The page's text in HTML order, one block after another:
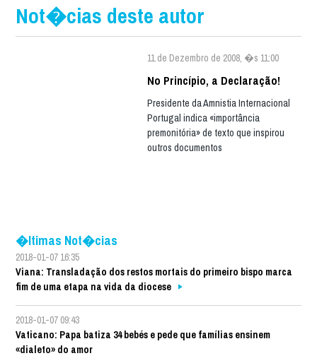
Not�cias deste autor
11 de Dezembro de 2008, �s 11:00
No Princípio, a Declaração!
Presidente da Amnistia Internacional
Portugal indica «importância
premonitória» de texto que inspirou
outros documentos
�ltimas Not�cias
2018-01-07 16:35
Viana: Transladação dos restos mortais do primeiro bispo marca
fim de uma etapa na vida da diocese
2018-01-07 09:43
Vaticano: Papa batiza 34 bebés e pede que famílias ensinem
«dialeto» do amor